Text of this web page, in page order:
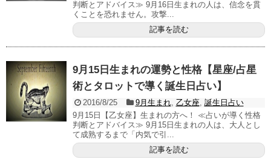
判断とアドバイス≫ 9月16日生まれの人は、信念を貫
くことを恐れません。攻撃...
記事を読む
9月15日生まれの運勢と性格【星座/占星
術とタロットで導く誕生日占い】
2016/8/25 9月生まれ, 乙女座, 誕生日占い
9月15日【乙女座】生まれの方へ！ ≪占いが導く性格
判断とアドバイス≫ 9月15日生まれの人は、大人とし
て成熟するまで「内気で引...
記事を読む